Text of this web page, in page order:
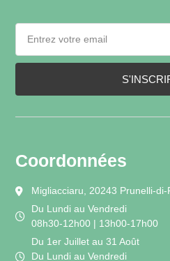
Coordonnées
Migliacciaru, 20243 Prunelli-
Du Lundi au Vendredi
08h30-12h00 | 13h00-17h00
Du 1er Juillet au 31 Août
Du Lundi au Vendredi